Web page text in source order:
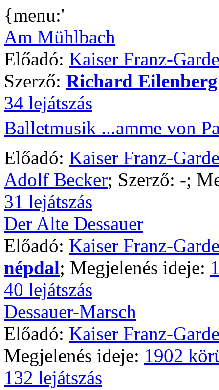
{menu:'
Am Mühlbach
Előadó: Kaiser Franz-
Szerző: Richard Eilenberg
34 lejátszás
Balletmusik ...amme von
Előadó: Kaiser Franz-
Adolf Becker; Szerző: -;
31 lejátszás
Der Alte Dessauer
Előadó: Kaiser Franz-
népdal; Megjelenés ideje:
40 lejátszás
Dessauer-Marsch
Előadó: Kaiser Franz-
Megjelenés ideje: 1902
132 lejátszás